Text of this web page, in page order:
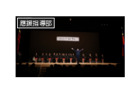
應援指導部